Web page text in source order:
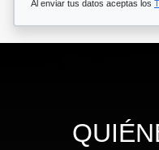
Al enviar tus datos aceptas los